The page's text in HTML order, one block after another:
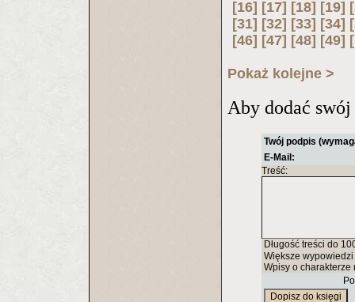
[16] [17] [18] [19]
[31] [32] [33] [34]
[46] [47] [48] [49]
Pokaż kolejne >
Aby dodać
Twój podpis
E-Mail:
Treść:
Długość treści do
Większe
Wpisy o